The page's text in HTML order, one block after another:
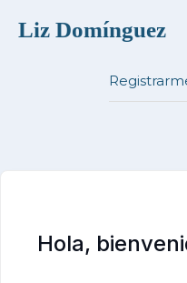
Liz Domínguez
Hola,